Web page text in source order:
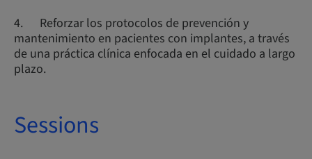
4. Reforzar los protocolos de prevención y
mantenimiento en pacientes con implantes, a través
de una práctica clínica enfocada en el cuidado a largo
plazo.
Sessions